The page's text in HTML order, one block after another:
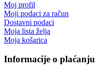
Moj profil
Moji podaci za račun
Dostavni podaci
Moja lista želja
Moja košarica
Informacije o plaćanju